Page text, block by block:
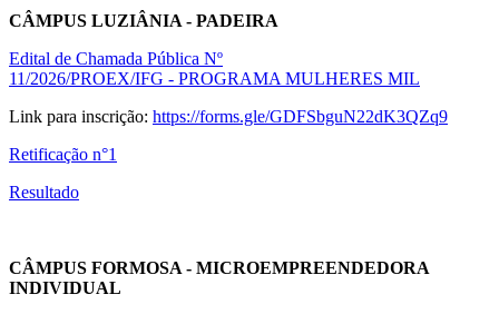
CÂMPUS LUZIÂNIA - PADEIRA
Edital de Chamada Pública Nº
11/2026/PROEX/IFG - PROGRAMA MULHERES MIL
Link para inscrição: https://forms.gle/GDFSbguN22dK3QZq9
Retificação n°1
Resultado
CÂMPUS FORMOSA - MICROEMPREENDEDORA
INDIVIDUAL